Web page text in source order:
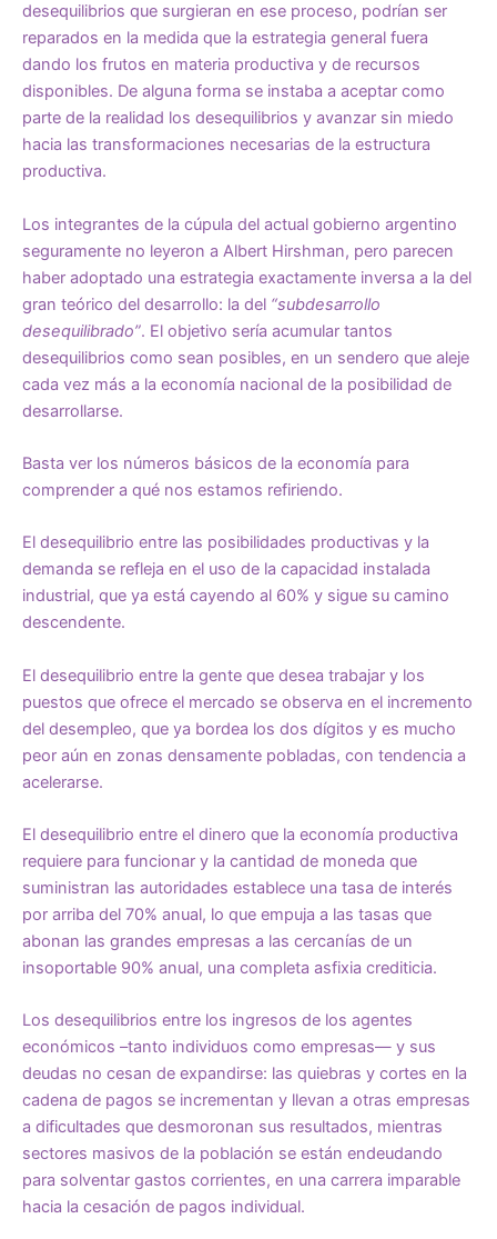
desequilibrios que surgieran en ese proceso, podrían ser
reparados en la medida que la estrategia general fuera
dando los frutos en materia productiva y de recursos
disponibles. De alguna forma se instaba a aceptar como
parte de la realidad los desequilibrios y avanzar sin miedo
hacia las transformaciones necesarias de la estructura
productiva.
Los integrantes de la cúpula del actual gobierno argentino
seguramente no leyeron a Albert Hirshman, pero parecen
haber adoptado una estrategia exactamente inversa a la del
gran teórico del desarrollo: la del “subdesarrollo
desequilibrado”. El objetivo sería acumular tantos
desequilibrios como sean posibles, en un sendero que aleje
cada vez más a la economía nacional de la posibilidad de
desarrollarse.
Basta ver los números básicos de la economía para
comprender a qué nos estamos refiriendo.
El desequilibrio entre las posibilidades productivas y la
demanda se refleja en el uso de la capacidad instalada
industrial, que ya está cayendo al 60% y sigue su camino
descendente.
El desequilibrio entre la gente que desea trabajar y los
puestos que ofrece el mercado se observa en el incremento
del desempleo, que ya bordea los dos dígitos y es mucho
peor aún en zonas densamente pobladas, con tendencia a
acelerarse.
El desequilibrio entre el dinero que la economía productiva
requiere para funcionar y la cantidad de moneda que
suministran las autoridades establece una tasa de interés
por arriba del 70% anual, lo que empuja a las tasas que
abonan las grandes empresas a las cercanías de un
insoportable 90% anual, una completa asfixia crediticia.
Los desequilibrios entre los ingresos de los agentes
económicos –tanto individuos como empresas— y sus
deudas no cesan de expandirse: las quiebras y cortes en la
cadena de pagos se incrementan y llevan a otras empresas
a dificultades que desmoronan sus resultados, mientras
sectores masivos de la población se están endeudando
para solventar gastos corrientes, en una carrera imparable
hacia la cesación de pagos individual.